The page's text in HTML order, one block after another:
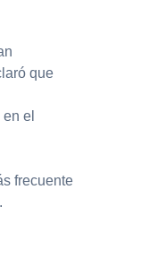
que
el
frecuente